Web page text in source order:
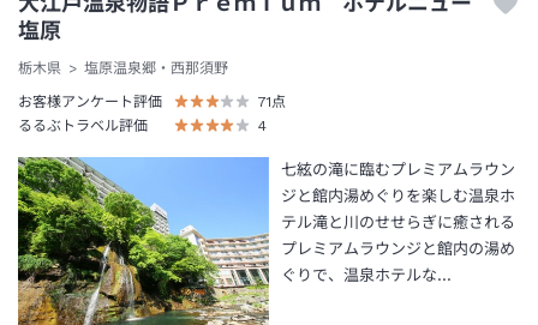
塩原
栃木県
塩原温泉郷・西那須野
お客様アンケート評価
71点
るるぶトラベル評価
4
七絃の滝に臨むプレミアムラウン
ジと館内湯めぐりを楽しむ温泉ホ
テル滝と川のせせらぎに癒される
プレミアムラウンジと館内の湯め
ぐりで、温泉ホテルな…